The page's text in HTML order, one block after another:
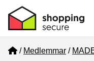
Home
Medlemmar